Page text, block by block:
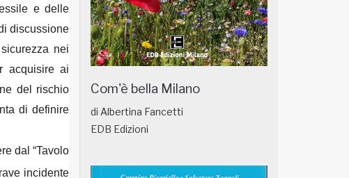
e delle
discussione
nei
acquisire ai
del rischio
di definire
dal “Tavolo
incidente
Com'è bella Milano
di Albertina Fancetti
EDB Edizioni